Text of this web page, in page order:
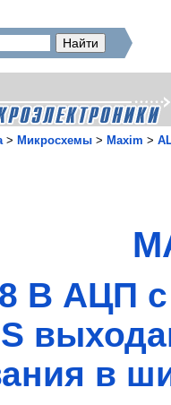
> Микросхемы > Maxim >
В АЦП
в